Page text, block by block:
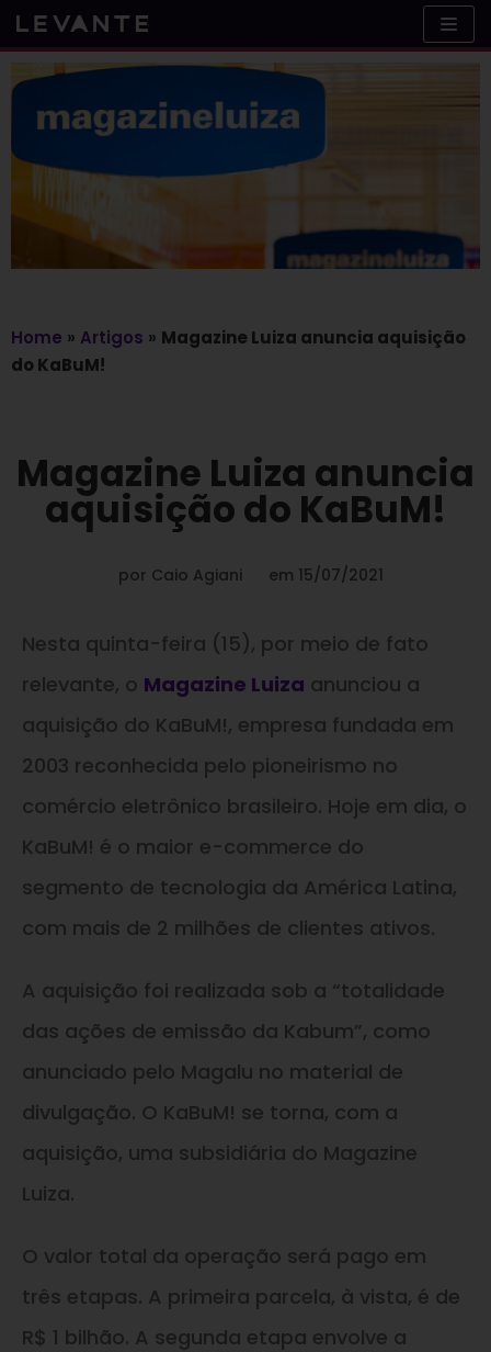
Skip
to
content
Home » Artigos » Magazine Luiza anuncia aquisição
do KaBuM!
Magazine Luiza anuncia
aquisição do KaBuM!
por Caio Agiani em 15/07/2021
Nesta quinta-feira (15), por meio de fato
relevante, o Magazine Luiza anunciou a
aquisição do KaBuM!, empresa fundada em
2003 reconhecida pelo pioneirismo no
comércio eletrônico brasileiro. Hoje em dia, o
KaBuM! é o maior e-commerce do
segmento de tecnologia da América Latina,
com mais de 2 milhões de clientes ativos.
A aquisição foi realizada sob a “totalidade
das ações de emissão da Kabum”, como
anunciado pelo Magalu no material de
divulgação. O KaBuM! se torna, com a
aquisição, uma subsidiária do Magazine
Luiza.
O valor total da operação será pago em
três etapas. A primeira parcela, à vista, é de
R$ 1 bilhão. A segunda etapa envolve a